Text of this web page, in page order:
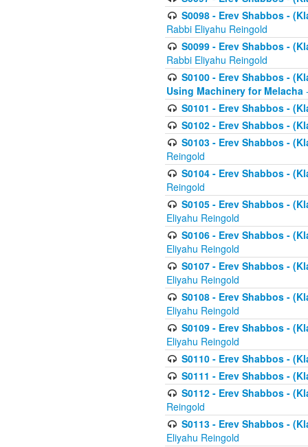
S0098 - Erev Shabbos -
Rabbi Eliyahu Reingold
S0099 - Erev Shabbos -
Rabbi Eliyahu Reingold
S0100 - Erev Shabbos -
Using Machinery for Melacha
S0101 - Erev Shabbos -
S0102 - Erev Shabbos -
S0103 - Erev Shabbos -
Reingold
S0104 - Erev Shabbos -
Reingold
S0105 - Erev Shabbos -
Eliyahu Reingold
S0106 - Erev Shabbos -
Eliyahu Reingold
S0107 - Erev Shabbos -
Eliyahu Reingold
S0108 - Erev Shabbos -
Eliyahu Reingold
S0109 - Erev Shabbos -
Eliyahu Reingold
S0110 - Erev Shabbos -
S0111 - Erev Shabbos -
S0112 - Erev Shabbos -
Reingold
S0113 - Erev Shabbos -
Eliyahu Reingold